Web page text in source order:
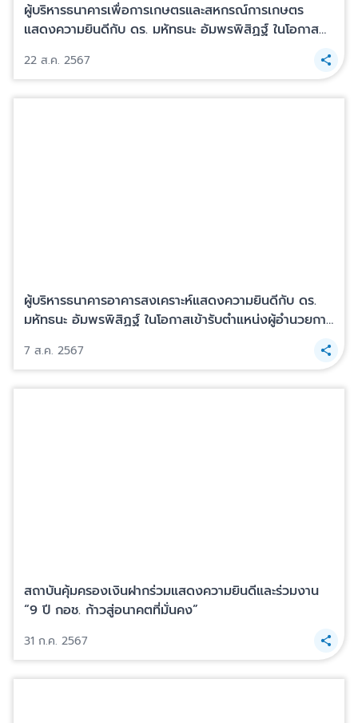
ผู้บริหารธนาคารเพื่อการเกษตรและสหกรณ์การเกษตร
แสดงความยินดีกับ ดร. มหัทธนะ อัมพรพิสิฏฐ์ ในโอกาส
22 ส.ค. 2567
ผู้บริหารธนาคารอาคารสงเคราะห์แสดงความยินดีกับ ดร.
มหัทธนะ อัมพรพิสิฏฐ์ ในโอกาสเข้ารับตำแหน่งผู้อำนวยการ
7 ส.ค. 2567
สถาบันคุ้มครองเงินฝากร่วมแสดงความยินดีและร่วมงาน
“9 ปี กอช. ก้าวสู่อนาคตที่มั่นคง”
31 ก.ค. 2567